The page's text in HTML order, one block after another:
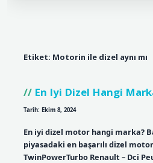
Etiket: Motorin ile dizel aynı mı
En Iyi Dizel Hangi
Tarih: Ekim 8, 2024
En iyi dizel motor hangi marka?
piyasadaki en başarılı dizel
TwinPowerTurbo Renault – Dci